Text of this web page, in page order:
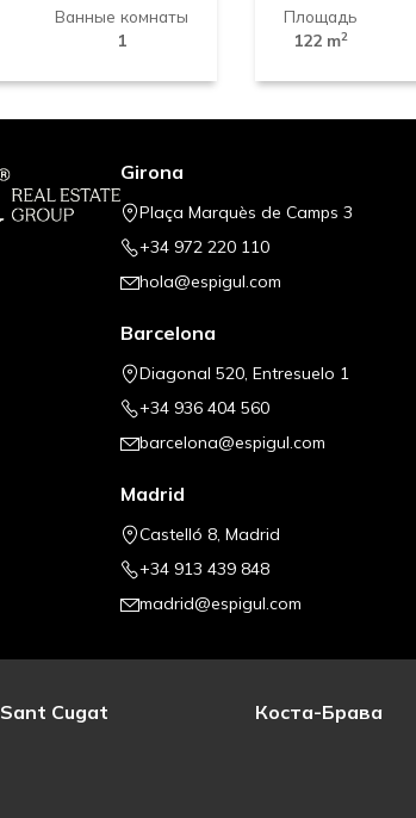
Ванные комнаты
1
Площадь
122 m2
Girona
Plaça Marquès de Camps 3
+34 972 220 110
hola@espigul.com
Barcelona
Diagonal 520, Entresuelo 1
+34 936 404 560
barcelona@espigul.com
Madrid
Castelló 8, Madrid
+34 913 439 848
madrid@espigul.com
Sant Cugat Коста-Брава